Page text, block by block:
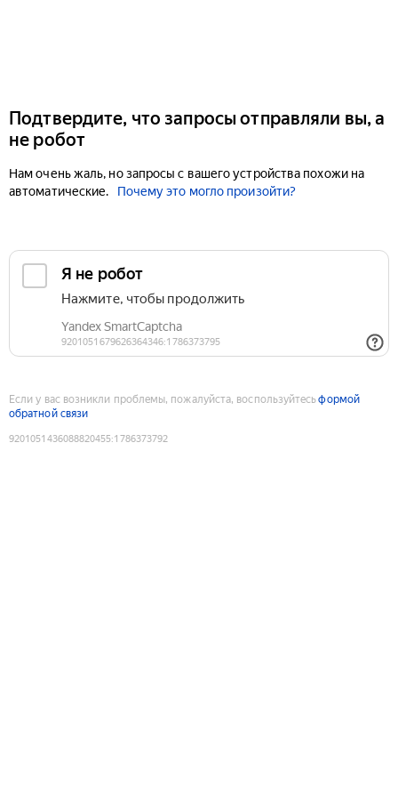
Подтвердите, что запросы отправляли вы, а
не робот
Нам очень жаль, но запросы с вашего устройства похожи на
автоматические.
Почему это могло произойти?
Если у вас возникли проблемы, пожалуйста, воспользуйтесьформой
обратной связи
9201051436088820455:1786373792